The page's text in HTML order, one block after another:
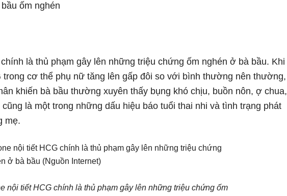
ốm nghén
là thủ phạm gây lên những triệu chứng ốm nghén ở bà bầu. Khi
trong cơ thể phụ nữ tăng lên gấp đôi so với bình thường nên thường,
khiến bà bầu thường xuyên thấy bụng khó chịu, buồn nôn, ợ chua,
là một trong những dấu hiệu báo tuổi thai nhi và tình trạng phát
mẹ.
nội tiết HCG chính là thủ phạm gây lên những triệu chứng ốm